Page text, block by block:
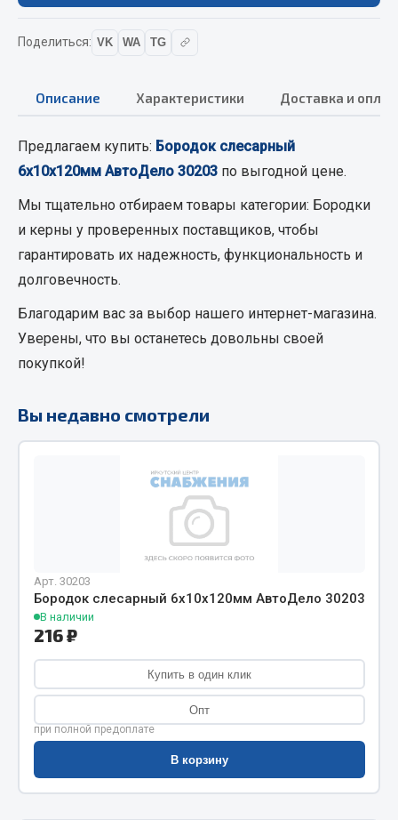
Смазочные материалы
Масла
Технические жидкости
Весь раздел
Болты
Гайки
Кольца стопорные
Пресс-масленки
Пробки
Пружины
Показать ещё
Соединительные элементы
Адаптеры и переходники
Тройники
Трубки, муфты, гайки
Угольники
Весь раздел
Поделиться: VK WA TG
Описание Характеристики Доставка и
Предлагаем купить: Бородок слесарный
6х10х120мм АвтоДело 30203 по выгодной цене.
Мы тщательно отбираем товары категории: Бородки
и керны у проверенных поставщиков, чтобы
гарантировать их надежность, функциональность и
долговечность.
Благодарим вас за выбор нашего интернет-магазина.
Уверены, что вы останетесь довольны своей
покупкой!
Вы недавно смотрели
Арт. 30203
Бородок слесарный 6х10х120мм АвтоДело 30203
В наличии
216 ₽
Купить в один клик
Опт
при полной предоплате
В корзину